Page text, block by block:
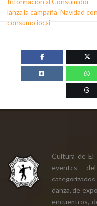
lanza la campaña ‘Navidad con
consumo local’
Cultura de El
eventos
danza, de
encuentros,